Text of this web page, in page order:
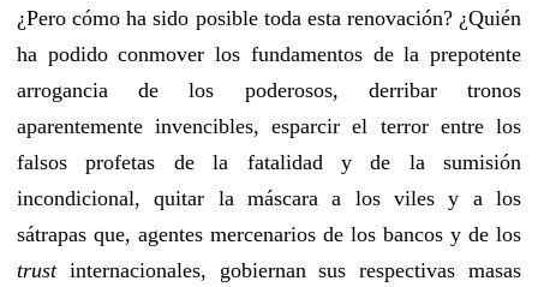
¿Pero cómo ha sido posible toda esta renovación? ¿Quién
ha podido conmover los fundamentos de la prepotente
arrogancia de los poderosos, derribar tronos
aparentemente invencibles, esparcir el terror entre los
falsos profetas de la fatalidad y de la sumisión
incondicional, quitar la máscara a los viles y a los
sátrapas que, agentes mercenarios de los bancos y de los
trustinternacionales, gobiernan sus respectivas masas